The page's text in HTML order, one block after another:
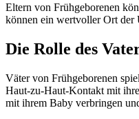
Eltern von Frühgeborenen
können ein wertvoller Ort der
Die Rolle des
Väter von Frühgeborenen
Haut-zu-Haut-Kontakt mit
mit ihrem Baby verbringen